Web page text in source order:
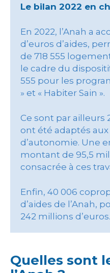
Le bilan 2022 en
En 2022, l’Anah a
d’euros d’aides,
de 718 555
le cadre du
555 pour les
» et « Habiter Sain ».
Ce sont par ailleurs
ont été adaptés
d’autonomie. Une
montant de 95,5
consacrée à ces
Enfin, 40 006
d’aides de l’Anah,
242 millions
Quelles sont